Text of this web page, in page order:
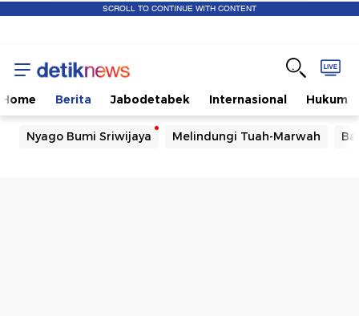
SCROLL TO CONTINUE WITH CONTENT
Home Berita Jabodetabek Internasional Hukum
Nyago Bumi Sriwijaya Melindungi Tuah-Marwah